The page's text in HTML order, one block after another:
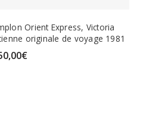
Orient Express, Victoria
originale de voyage 1981
€